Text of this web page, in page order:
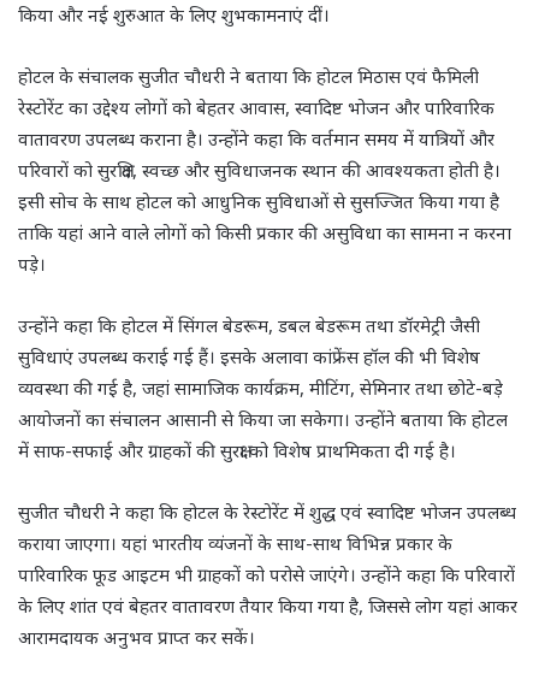
किया और नई शुरुआत के लिए शुभकामनाएं दीं।
होटल के संचालक सुजीत चौधरी ने बताया कि होटल मिठास एवं फैमिली
रेस्टोरेंट का उद्देश्य लोगों को बेहतर आवास, स्वादिष्ट भोजन और पारिवारिक
वातावरण उपलब्ध कराना है। उन्होंने कहा कि वर्तमान समय में यात्रियों और
परिवारों को सुरक्षित, स्वच्छ और सुविधाजनक स्थान की आवश्यकता होती है।
इसी सोच के साथ होटल को आधुनिक सुविधाओं से सुसज्जित किया गया है
ताकि यहां आने वाले लोगों को किसी प्रकार की असुविधा का सामना न करना
पड़े।
उन्होंने कहा कि होटल में सिंगल बेडरूम, डबल बेडरूम तथा डॉरमेट्री जैसी
सुविधाएं उपलब्ध कराई गई हैं। इसके अलावा कांफ्रेंस हॉल की भी विशेष
व्यवस्था की गई है, जहां सामाजिक कार्यक्रम, मीटिंग, सेमिनार तथा छोटे-बड़े
आयोजनों का संचालन आसानी से किया जा सकेगा। उन्होंने बताया कि होटल
में साफ-सफाई और ग्राहकों की सुरक्षा को विशेष प्राथमिकता दी गई है।
सुजीत चौधरी ने कहा कि होटल के रेस्टोरेंट में शुद्ध एवं स्वादिष्ट भोजन उपलब्ध
कराया जाएगा। यहां भारतीय व्यंजनों के साथ-साथ विभिन्न प्रकार के
पारिवारिक फूड आइटम भी ग्राहकों को परोसे जाएंगे। उन्होंने कहा कि परिवारों
के लिए शांत एवं बेहतर वातावरण तैयार किया गया है, जिससे लोग यहां आकर
आरामदायक अनुभव प्राप्त कर सकें।